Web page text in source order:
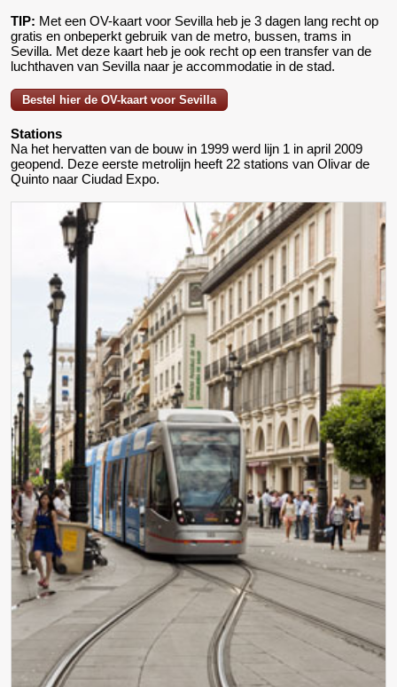
TIP: Met een OV-kaart voor Sevilla heb je 3 dagen lang recht op
gratis en onbeperkt gebruik van de metro, bussen, trams in
Sevilla. Met deze kaart heb je ook recht op een transfer van de
luchthaven van Sevilla naar je accommodatie in de stad.
Bestel hier de OV-kaart voor Sevilla
Stations
Na het hervatten van de bouw in 1999 werd lijn 1 in april 2009
geopend. Deze eerste metrolijn heeft 22 stations van Olivar de
Quinto naar Ciudad Expo.